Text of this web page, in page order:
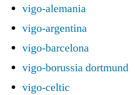
vigo-alemania
vigo-argentina
vigo-barcelona
vigo-borussia dortmund
vigo-celtic